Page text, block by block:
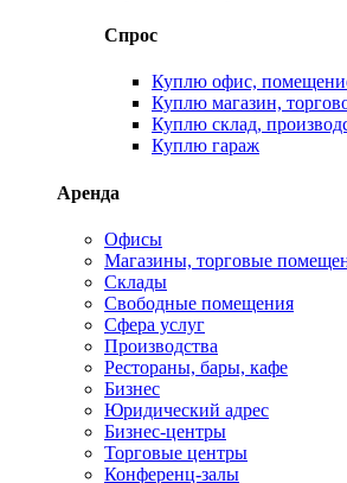
Спрос
Куплю офис,
Куплю магазин,
Куплю склад,
Куплю гараж
Аренда
Офисы
Магазины, торговые
Склады
Свободные помещения
Сфера услуг
Производства
Рестораны, бары, кафе
Бизнес
Юридический адрес
Бизнес-центры
Торговые центры
Конференц-залы